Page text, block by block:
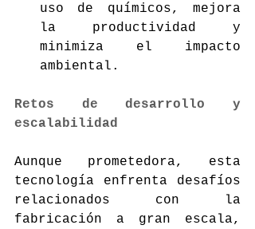
uso de químicos, mejora
la productividad y
minimiza el impacto
ambiental.
Retos de desarrollo y
escalabilidad
Aunque prometedora, esta
tecnología enfrenta desafíos
relacionados con la
fabricación a gran escala,